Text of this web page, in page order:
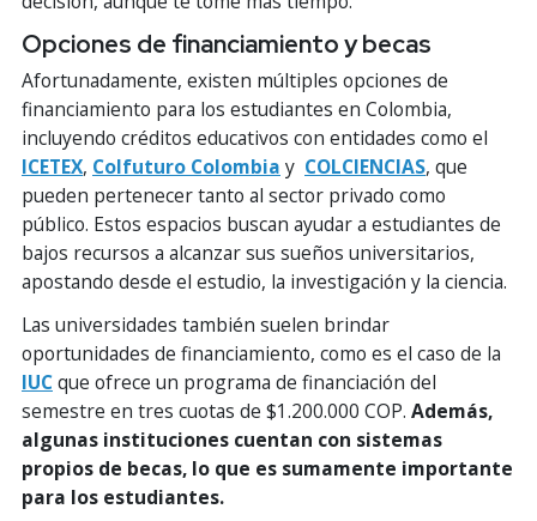
Opciones de financiamiento y becas
Afortunadamente, existen múltiples opciones de
financiamiento para los estudiantes en Colombia,
incluyendo créditos educativos con entidades como el
ICETEX, Colfuturo Colombia y COLCIENCIAS, que
pueden pertenecer tanto al sector privado como
público. Estos espacios buscan ayudar a estudiantes de
bajos recursos a alcanzar sus sueños universitarios,
apostando desde el estudio, la investigación y la ciencia.
Las universidades también suelen brindar
oportunidades de financiamiento, como es el caso de la
IUCque ofrece un programa de financiación del
semestre en tres cuotas de $1.200.000 COP. Además,
algunas instituciones cuentan con sistemas
propios de becas, lo que es sumamente importante
para los estudiantes.